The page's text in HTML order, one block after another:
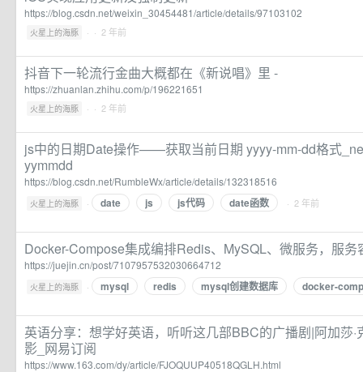
https://blog.csdn.net/weixin_30454481/article/details/97103102
火星上的海豚 · · 2 年前
抖音下一轮流行金曲大概都在《新说唱》里 -
https://zhuanlan.zhihu.com/p/196221651
火星上的海豚 · · 2 年前
js中的日期Date操作——获取当前日期 yyyy-mm-dd格式
yymmdd
https://blog.csdn.net/RumbleWx/article/details/132318516
火星上的海豚 · date js js代码 date函数 · 2 年前
Docker-Compose集成编排Redis、MySQL、微服务，服务
https://juejin.cn/post/7107957532030664712
火星上的海豚 · mysql redis mysql创建数据库 docker-
英语分享：想学好英语，听听这几部BBC的广播剧|阿加莎
影_网易订阅
https://www.163.com/dy/article/FJOQUUP40518QGLH.html